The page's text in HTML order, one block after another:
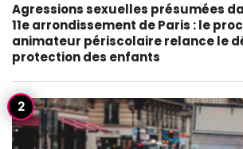
Agressions sexuelles présumées
11e arrondissement de Paris : le
animateur périscolaire relance le
protection des enfants